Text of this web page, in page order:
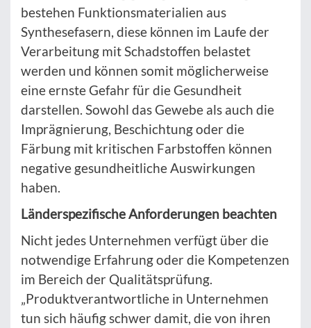
bestehen Funktionsmaterialien aus
Synthesefasern, diese können im Laufe der
Verarbeitung mit Schadstoffen belastet
werden und können somit möglicherweise
eine ernste Gefahr für die Gesundheit
darstellen. Sowohl das Gewebe als auch die
Imprägnierung, Beschichtung oder die
Färbung mit kritischen Farbstoffen können
negative gesundheitliche Auswirkungen
haben.
Länderspezifische Anforderungen beachten
Nicht jedes Unternehmen verfügt über die
notwendige Erfahrung oder die Kompetenzen
im Bereich der Qualitätsprüfung.
„Produktverantwortliche in Unternehmen
tun sich häufig schwer damit, die von ihren